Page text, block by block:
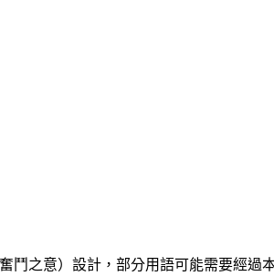
鬥之意）設計，部分用語可能需要經